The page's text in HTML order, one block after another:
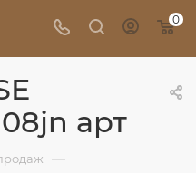
0
арт
—